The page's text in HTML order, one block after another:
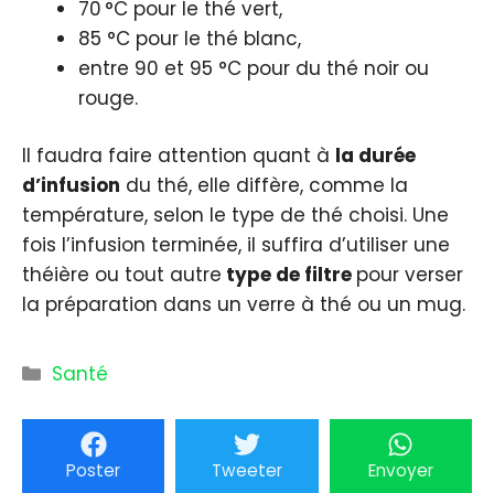
70 °C pour le thé vert,
85 °C pour le thé blanc,
entre 90 et 95 °C pour du thé noir ou
rouge.
Il faudra faire attention quant à la durée
d’infusion du thé, elle diffère, comme la
température, selon le type de thé choisi. Une
fois l’infusion terminée, il suffira d’utiliser une
théière ou tout autre type de filtre pour verser
la préparation dans un verre à thé ou un mug.
Catégories
Santé
Poster Tweeter Envoyer